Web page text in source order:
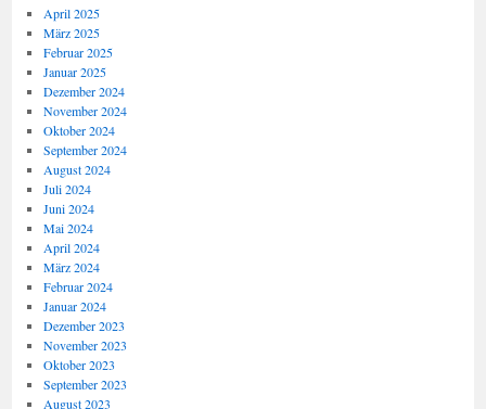
April 2025
März 2025
Februar 2025
Januar 2025
Dezember 2024
November 2024
Oktober 2024
September 2024
August 2024
Juli 2024
Juni 2024
Mai 2024
April 2024
März 2024
Februar 2024
Januar 2024
Dezember 2023
November 2023
Oktober 2023
September 2023
August 2023